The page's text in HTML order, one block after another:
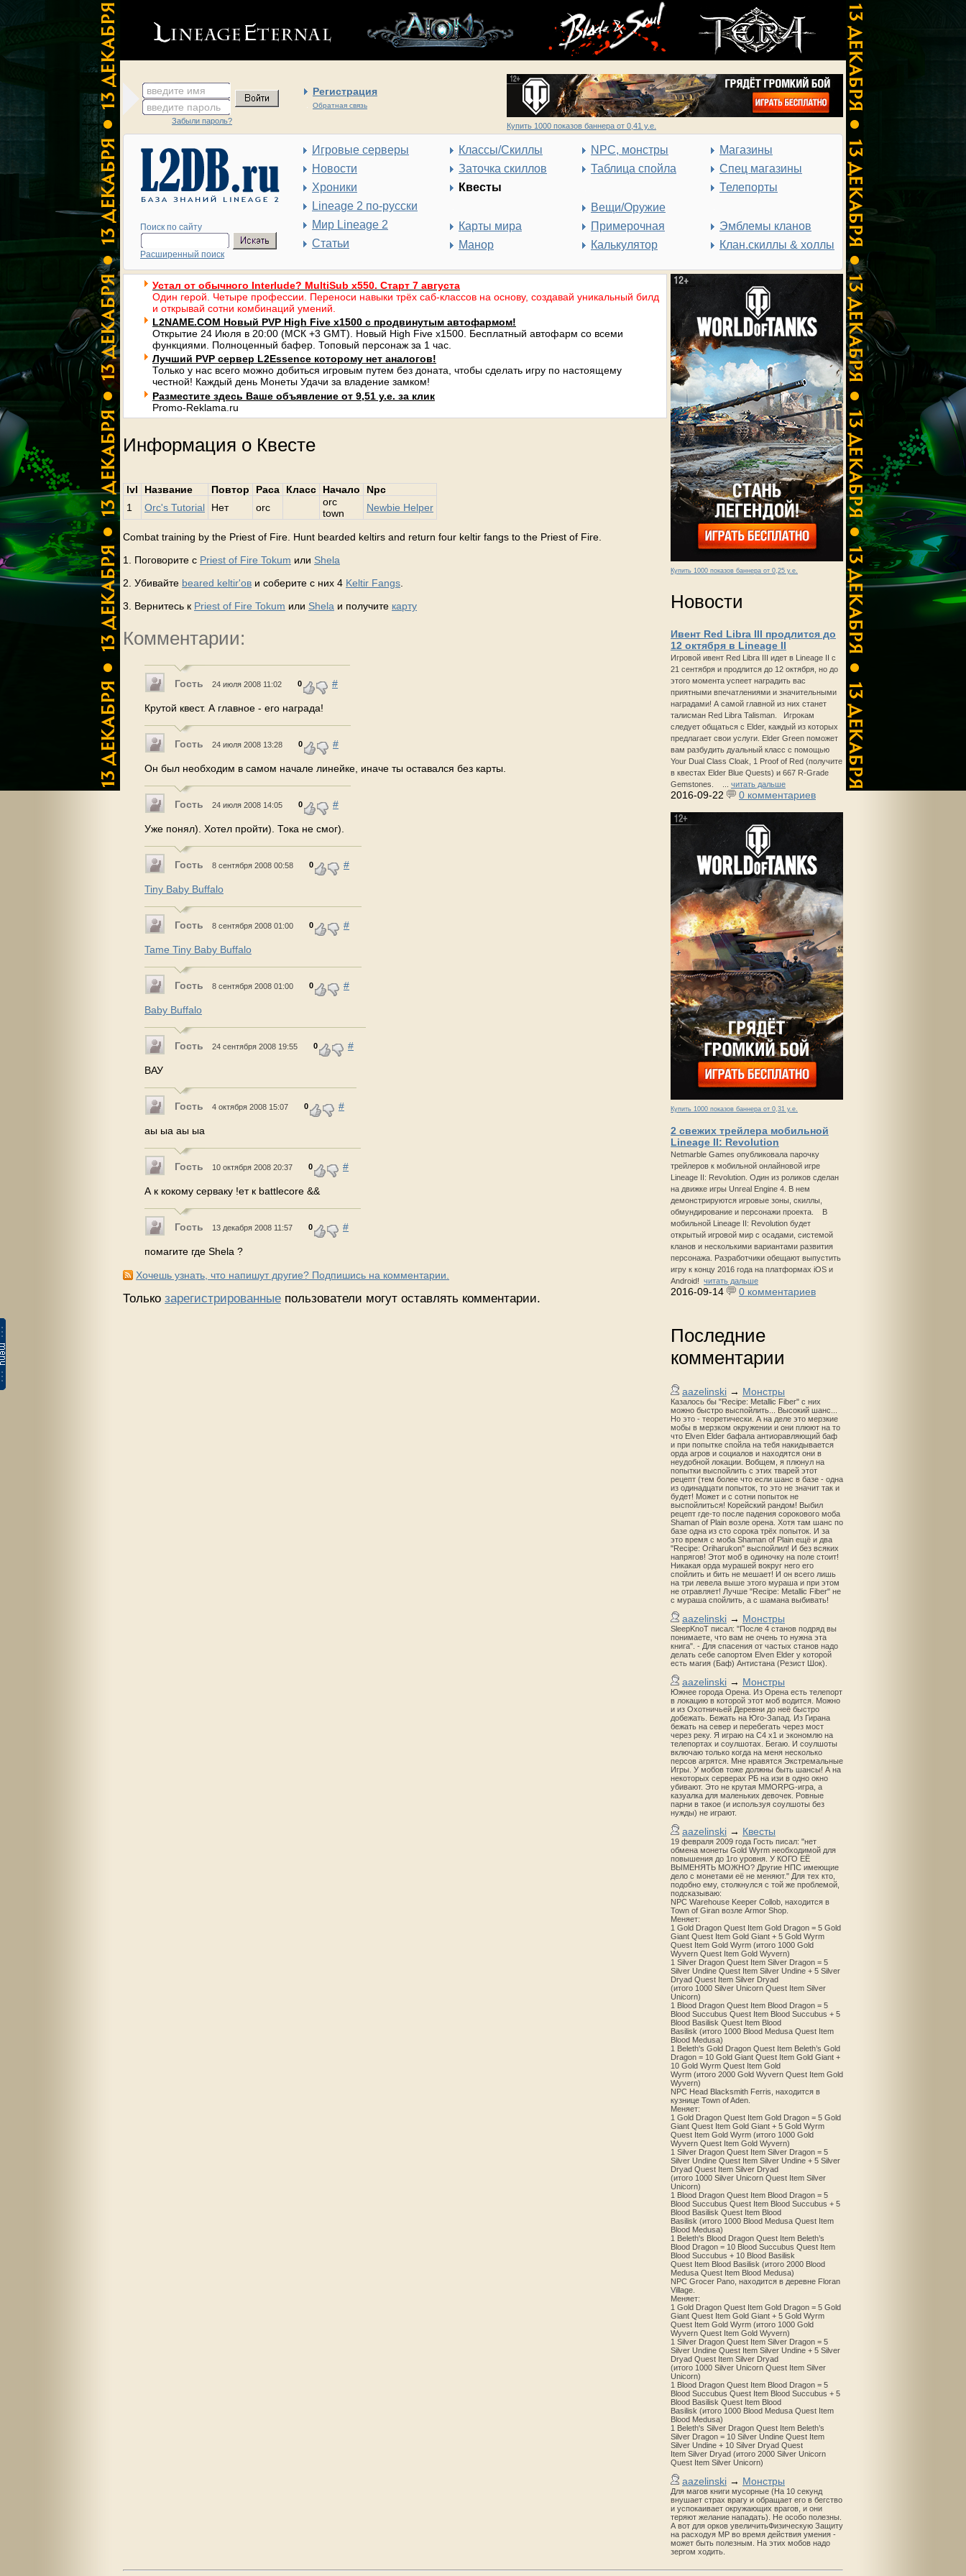
введите имя Регистрация
Обратная связь
введите пароль
Забыли пароль?
Купить 1000 показов баннера от 0,41 у.е.
Поиск по сайту
Расширенный поиск
Игровые серверы
Новости
Хроники
Lineage 2 по-русски
Мир Lineage 2
Статьи
Классы/Скиллы
Заточка скиллов
Квесты
Карты мира
Манор
NPC, монстры
Таблица спойла
Вещи/Оружие
Примерочная
Калькулятор
Магазины
Спец магазины
Телепорты
Эмблемы кланов
Клан.скиллы & холлы
Купить 1000 показов баннера от 0,25 у.е.
Новости
Ивент Red Libra III продлится до
12 октября в Lineage II
Игровой ивент Red Libra III идет в Lineage II с
21 сентября и продлится до 12 октября, но до
этого момента успеет наградить вас
приятными впечатлениями и значительными
наградами! А самой главной из них станет
талисман Red Libra Talisman. Игрокам
следует общаться с Elder, каждый из которых
предлагает свои услуги. Elder Green поможет
вам разбудить дуальный класс с помощью
Your Dual Class Cloak, 1 Proof of Red (получите
в квестах Elder Blue Quests) и 667 R-Grade
Gemstones. ... читать дальше
2016-09-22 0 комментариев
Купить 1000 показов баннера от 0,31 у.е.
2 свежих трейлера мобильной
Lineage II: Revolution
Netmarble Games опубликовала парочку
трейлеров к мобильной онлайновой игре
Lineage II: Revolution. Один из роликов сделан
на движке игры Unreal Engine 4. В нем
демонстрируются игровые зоны, скиллы,
обмундирование и персонажи проекта. В
мобильной Lineage II: Revolution будет
открытый игровой мир с осадами, системой
кланов и несколькими вариантами развития
персонажа. Разработчики обещают выпустить
игру к концу 2016 года на платформах iOS и
Android! читать дальше
2016-09-14 0 комментариев
Последние
комментарии
aazelinski → Монстры
Казалось бы "Recipe: Metallic Fiber" с них
можно быстро выспойлить... Высокий шанс...
Но это - теоретически. А на деле это мерзкие
мобы в мерзком окружении и они плюют на то
что Elven Elder бафала антиоравляющий баф
и при попытке спойла на тебя накидывается
орда агров и социалов и находятся они в
неудобной локации. Вобщем, я плюнул на
попытки выспойлить с этих тварей этот
рецепт (тем более что если шанс в базе - одна
из одинадцати попыток, то это не значит так и
будет! Может и с сотни попыток не
выспойлиться! Корейский рандом! Выбил
рецепт где-то после падения сорокового моба
Shaman of Plain возле орена. Хотя там шанс по
базе одна из сто сорока трёх попыток. И за
это время с моба Shaman of Plain ещё и два
"Recipe: Oriharukon" выспойлил! И без всяких
напрягов! Этот моб в одиночку на поле стоит!
Никакая орда мурашей вокруг него его
спойлить и бить не мешает! И он всего лишь
на три левела выше этого мураша и при этом
не отравляет! Лучше "Recipe: Metallic Fiber" не
с мураша спойлить, а с шамана выбивать!
aazelinski → Монстры
SleepKnoT писал: "После 4 станов подряд вы
понимаете, что вам не очень то нужна эта
книга". - Для спасения от частых станов надо
делать себе сапортом Elven Elder у которой
есть магия (Баф) Антистана (Резист Шок).
aazelinski → Монстры
Южнее города Орена. Из Орена есть телепорт
в локацию в которой этот моб водится. Можно
и из Охотничьей Деревни до неё быстро
добежать. Бежать на Юго-Запад. Из Гирана
бежать на север и перебегать через мост
через реку. Я играю на С4 х1 и экономлю на
телепортах и соулшотах. Бегаю. И соулшоты
включаю только когда на меня несколько
персов агрятся. Мне нравятся Экстремальные
Игры. У мобов тоже должны быть шансы! А на
некоторых серверах РБ на изи в одно окно
убивают. Это не крутая MMORPG-игра, а
казуалка для маленьких девочек. Ровные
парни в такое (и используя соулшоты без
нужды) не играют.
aazelinski → Квесты
19 февраля 2009 года Гость писал: "нет
обмена монеты Gold Wyrm необходимой для
повышения до 1го уровня. У КОГО ЕЁ
ВЫМЕНЯТЬ МОЖНО? Другие НПС имеющие
дело с монетами её не меняют." Для тех кто,
подобно ему, столкнулся с той же проблемой,
подсказываю:
NPC Warehouse Keeper Collob, находится в
Town of Giran возле Armor Shop.
Меняет:
1 Gold Dragon Quest Item Gold Dragon = 5 Gold
Giant Quest Item Gold Giant + 5 Gold Wyrm
Quest Item Gold Wyrm (итого 1000 Gold
Wyvern Quest Item Gold Wyvern)
1 Silver Dragon Quest Item Silver Dragon = 5
Silver Undine Quest Item Silver Undine + 5 Silver
Dryad Quest Item Silver Dryad
(итого 1000 Silver Unicorn Quest Item Silver
Unicorn)
1 Blood Dragon Quest Item Blood Dragon = 5
Blood Succubus Quest Item Blood Succubus + 5
Blood Basilisk Quest Item Blood
Basilisk (итого 1000 Blood Medusa Quest Item
Blood Medusa)
1 Beleth's Gold Dragon Quest Item Beleth’s Gold
Dragon = 10 Gold Giant Quest Item Gold Giant +
10 Gold Wyrm Quest Item Gold
Wyrm (итого 2000 Gold Wyvern Quest Item Gold
Wyvern)
NPC Head Blacksmith Ferris, находится в
кузнице Town of Aden.
Меняет:
1 Gold Dragon Quest Item Gold Dragon = 5 Gold
Giant Quest Item Gold Giant + 5 Gold Wyrm
Quest Item Gold Wyrm (итого 1000 Gold
Wyvern Quest Item Gold Wyvern)
1 Silver Dragon Quest Item Silver Dragon = 5
Silver Undine Quest Item Silver Undine + 5 Silver
Dryad Quest Item Silver Dryad
(итого 1000 Silver Unicorn Quest Item Silver
Unicorn)
1 Blood Dragon Quest Item Blood Dragon = 5
Blood Succubus Quest Item Blood Succubus + 5
Blood Basilisk Quest Item Blood
Basilisk (итого 1000 Blood Medusa Quest Item
Blood Medusa)
1 Beleth's Blood Dragon Quest Item Beleth’s
Blood Dragon = 10 Blood Succubus Quest Item
Blood Succubus + 10 Blood Basilisk
Quest Item Blood Basilisk (итого 2000 Blood
Medusa Quest Item Blood Medusa)
NPC Grocer Pano, находится в деревне Floran
Village.
Меняет:
1 Gold Dragon Quest Item Gold Dragon = 5 Gold
Giant Quest Item Gold Giant + 5 Gold Wyrm
Quest Item Gold Wyrm (итого 1000 Gold
Wyvern Quest Item Gold Wyvern)
1 Silver Dragon Quest Item Silver Dragon = 5
Silver Undine Quest Item Silver Undine + 5 Silver
Dryad Quest Item Silver Dryad
(итого 1000 Silver Unicorn Quest Item Silver
Unicorn)
1 Blood Dragon Quest Item Blood Dragon = 5
Blood Succubus Quest Item Blood Succubus + 5
Blood Basilisk Quest Item Blood
Basilisk (итого 1000 Blood Medusa Quest Item
Blood Medusa)
1 Beleth's Silver Dragon Quest Item Beleth’s
Silver Dragon = 10 Silver Undine Quest Item
Silver Undine + 10 Silver Dryad Quest
Item Silver Dryad (итого 2000 Silver Unicorn
Quest Item Silver Unicorn)
aazelinski → Монстры
Для магов книги мусорные (На 10 секунд
внушает страх врагу и обращает его в бегство
и успокаивает окружающих врагов, и они
теряют желание нападать). Не особо полезны.
А вот для орков увеличитьФизическую Защиту
на расходуя MP во время действия умения -
может быть полезным. На этих мобов надо
зергом ходить.
Устал от обычного Interlude? MultiSub x550. Старт 7 августа
Один герой. Четыре профессии. Переноси навыки трёх саб-классов на основу, создавай уникальный билд
и открывай сотни комбинаций умений.
L2NAME.COM Новый PVP High Five x1500 с продвинутым автофармом!
Открытие 24 Июля в 20:00 (МСК +3 GMT). Новый High Five x1500. Бесплатный автофарм со всеми
функциями. Полноценный бафер. Топовый персонаж за 1 час.
Лучший PVP сервер L2Essence которому нет аналогов!
Только у нас всего можно добиться игровым путем без доната, чтобы сделать игру по настоящему
честной! Каждый день Монеты Удачи за владение замком!
Разместите здесь Ваше объявление от 9,51 у.е. за клик
Promo-Reklama.ru
Информация о Квесте
lvl Название Повтор Раса Класс Начало
Npc
1
Orc's Tutorial Нет orc
orc
town
Newbie Helper
Combat training by the Priest of Fire. Hunt bearded keltirs and return four keltir fangs to the Priest of Fire.
1. Поговорите с Priest of Fire Tokum или Shela
2. Убивайте beared keltir'ов и соберите с них 4 Keltir Fangs
3. Вернитесь к Priest of Fire Tokum или Shela и получите карту
Комментарии:
Гость 24 июля 2008 11:02 0 #
Крутой квест. А главное - его награда!
Гость 24 июля 2008 13:28 0 #
Он был необходим в самом начале линейке, иначе ты оставался без карты.
Гость 24 июля 2008 14:05 0 #
Уже понял). Хотел пройти). Тока не смог).
Гость 8 сентября 2008 00:58 0 #
Tiny Baby Buffalo
Гость 8 сентября 2008 01:00 0 #
Tame Tiny Baby Buffalo
Гость 8 сентября 2008 01:00 0 #
Baby Buffalo
Гость 24 сентября 2008 19:55 0 #
ВАУ
Гость 4 октября 2008 15:07 0 #
аы ыа аы ыа
Гость 10 октября 2008 20:37 0 #
А к кокому серваку !ет к battlecore &&
Гость 13 декабря 2008 11:57 0 #
помагите где Shela ?
Хочешь узнать, что напишут другие? Подпишись на комментарии.
Только зарегистрированные пользователи могут оставлять комментарии.